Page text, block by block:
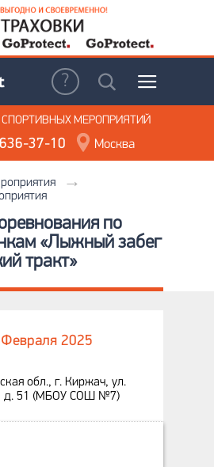
СПОРТИВНЫХ МЕРОПРИЯТИЙ
37-10 Москва
по
«Лыжный забег
тракт»
2025
обл., г. Киржач, ул.
д. 51 (МБОУ СОШ №7)